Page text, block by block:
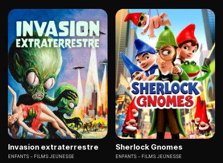
Invasion extraterrestre
ENFANTS FILMS JEUNESSE
Sherlock Gnomes
ENFANTS FILMS JEUNESSE